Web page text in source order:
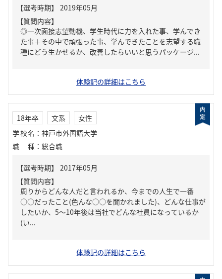
【質問内容】
◎一次面接志望動機、学生時代に力を入れた事、学んでき
た事＋その中で頑張った事、学んできたことを志望する職
種にどう生かせるか、改善したらいいと思うパッケージ...
体験記の詳細はこちら
18年卒 文系
女性
学校名 ： 神戸市外国語大学
職種 ： 総合職
【質問内容】
周りからどんな人だと言われるか、今までの人生で一番
○○だったこと(色んな○○を聞かれました)、どんな仕事が
したいか、5～10年後は当社でどんな社員になっているか
(い...
体験記の詳細はこちら